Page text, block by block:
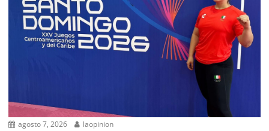
agosto 7, 2026 laopinion